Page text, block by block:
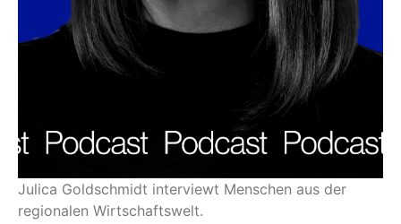
Julica Goldschmidt interviewt Menschen aus der
regionalen Wirtschaftswelt.